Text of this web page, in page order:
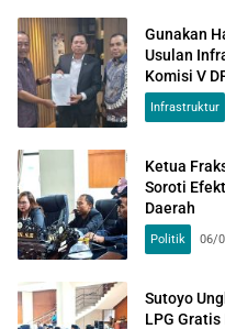
Gunakan
Usulan
Komisi V
Infrastruktur
Ketua
Soroti
Daerah
Politik 06/
Sutoyo
LPG